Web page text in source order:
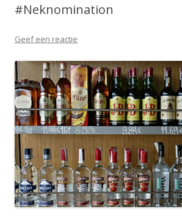
#Neknomination
Geef een reactie